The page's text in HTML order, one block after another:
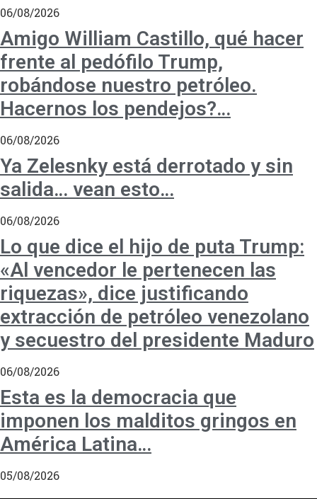
06/08/2026
Amigo William Castillo, qué hacer
frente al pedófilo Trump,
robándose nuestro petróleo.
Hacernos los pendejos?…
06/08/2026
Ya Zelesnky está derrotado y sin
salida… vean esto…
06/08/2026
Lo que dice el hijo de puta Trump:
«Al vencedor le pertenecen las
riquezas», dice justificando
extracción de petróleo venezolano
y secuestro del presidente Maduro
06/08/2026
Esta es la democracia que
imponen los malditos gringos en
América Latina…
05/08/2026